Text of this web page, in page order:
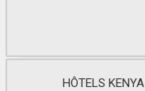
HÔTELS KENYA